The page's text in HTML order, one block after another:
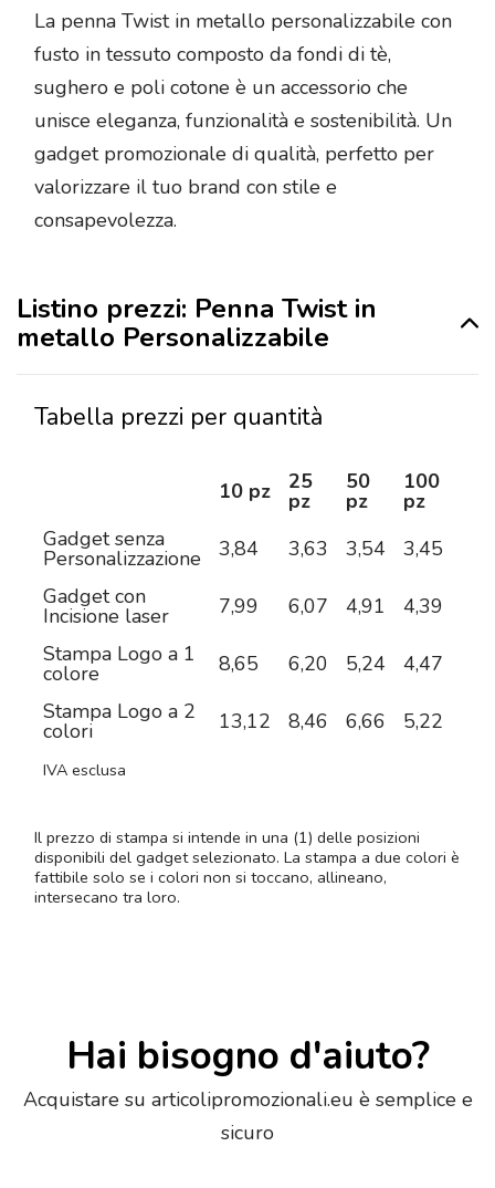
La penna Twist in metallo personalizzabile con
fusto in tessuto composto da fondi di tè,
sughero e poli cotone è un accessorio che
unisce eleganza, funzionalità e sostenibilità. Un
gadget promozionale di qualità, perfetto per
valorizzare il tuo brand con stile e
consapevolezza.
Listino prezzi: Penna Twist in
metallo Personalizzabile
Tabella prezzi per quantità
10 pz 25
pz
50
pz
100
pz
Gadget senza
Personalizzazione 3,84 3,63 3,54 3,45
Gadget con
Incisione laser 7,99 6,07 4,91 4,39
Stampa Logo a 1
colore 8,65 6,20 5,24 4,47
Stampa Logo a 2
colori 13,12 8,46 6,66 5,22
IVA esclusa
Il prezzo di stampa si intende in una (1) delle posizioni
disponibili del gadget selezionato. La stampa a due colori è
fattibile solo se i colori non si toccano, allineano,
intersecano tra loro.
Hai bisogno d'aiuto?
Acquistare su articolipromozionali.eu è semplice e
sicuro